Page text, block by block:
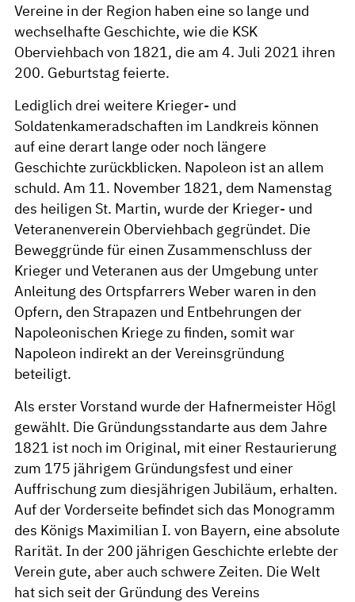
Vereine in der Region haben eine so lange und
wechselhafte Geschichte, wie die KSK
Oberviehbach von 1821, die am 4. Juli 2021 ihren
200. Geburtstag feierte.
Lediglich drei weitere Krieger- und
Soldatenkameradschaften im Landkreis können
auf eine derart lange oder noch längere
Geschichte zurückblicken. Napoleon ist an allem
schuld. Am 11. November 1821, dem Namenstag
des heiligen St. Martin, wurde der Krieger- und
Veteranenverein Oberviehbach gegründet. Die
Beweggründe für einen Zusammenschluss der
Krieger und Veteranen aus der Umgebung unter
Anleitung des Ortspfarrers Weber waren in den
Opfern, den Strapazen und Entbehrungen der
Napoleonischen Kriege zu finden, somit war
Napoleon indirekt an der Vereinsgründung
beteiligt.
Als erster Vorstand wurde der Hafnermeister Högl
gewählt. Die Gründungsstandarte aus dem Jahre
1821 ist noch im Original, mit einer Restaurierung
zum 175 jährigem Gründungsfest und einer
Auffrischung zum diesjährigen Jubiläum, erhalten.
Auf der Vorderseite befindet sich das Monogramm
des Königs Maximilian I. von Bayern, eine absolute
Rarität. In der 200 jährigen Geschichte erlebte der
Verein gute, aber auch schwere Zeiten. Die Welt
hat sich seit der Gründung des Vereins